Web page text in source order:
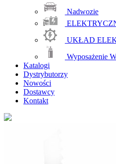
Nadwozie
UKŁAD
Wyposażenie
Katalogi
Dystrybutorzy
Nowości
Dostawcy
Kontakt